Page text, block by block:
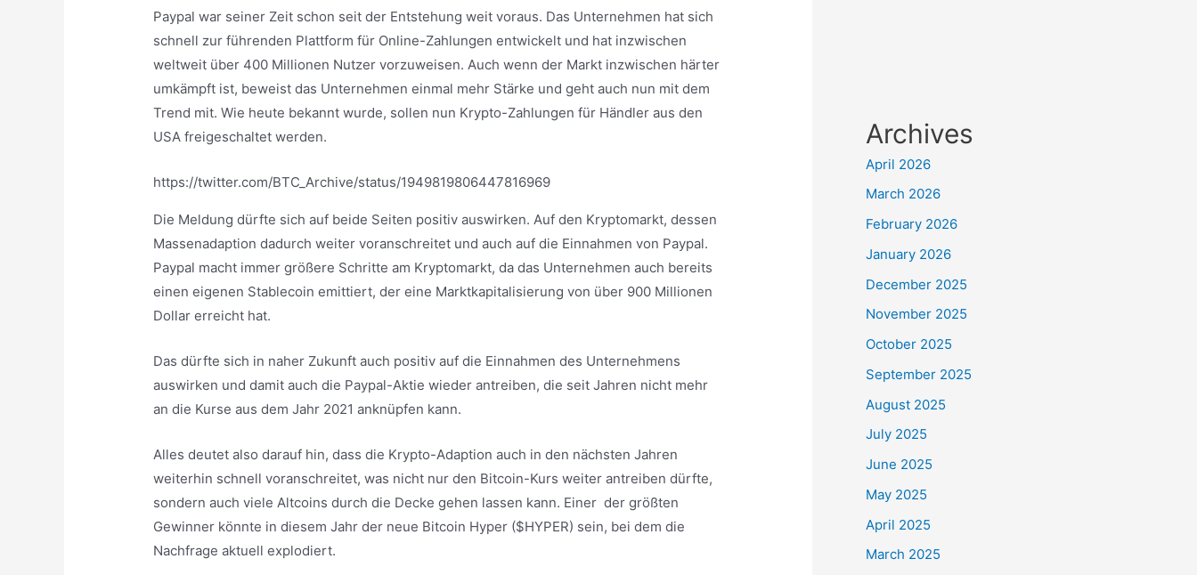
Paypal war seiner Zeit schon seit der Entstehung weit voraus. Das Unternehmen hat sich
schnell zur führenden Plattform für Online-Zahlungen entwickelt und hat inzwischen
weltweit über 400 Millionen Nutzer vorzuweisen. Auch wenn der Markt inzwischen härter
umkämpft ist, beweist das Unternehmen einmal mehr Stärke und geht auch nun mit dem
Trend mit. Wie heute bekannt wurde, sollen nun Krypto-Zahlungen für Händler aus den
USA freigeschaltet werden.
https://twitter.com/BTC_Archive/status/1949819806447816969
Die Meldung dürfte sich auf beide Seiten positiv auswirken. Auf den Kryptomarkt, dessen
Massenadaption dadurch weiter voranschreitet und auch auf die Einnahmen von Paypal.
Paypal macht immer größere Schritte am Kryptomarkt, da das Unternehmen auch bereits
einen eigenen Stablecoin emittiert, der eine Marktkapitalisierung von über 900 Millionen
Dollar erreicht hat.
Das dürfte sich in naher Zukunft auch positiv auf die Einnahmen des Unternehmens
auswirken und damit auch die Paypal-Aktie wieder antreiben, die seit Jahren nicht mehr
an die Kurse aus dem Jahr 2021 anknüpfen kann.
Alles deutet also darauf hin, dass die Krypto-Adaption auch in den nächsten Jahren
weiterhin schnell voranschreitet, was nicht nur den Bitcoin-Kurs weiter antreiben dürfte,
sondern auch viele Altcoins durch die Decke gehen lassen kann. Einer der größten
Gewinner könnte in diesem Jahr der neue Bitcoin Hyper ($HYPER) sein, bei dem die
Nachfrage aktuell explodiert.
Archives
April 2026
March 2026
February 2026
January 2026
December 2025
November 2025
October 2025
September 2025
August 2025
July 2025
June 2025
May 2025
April 2025
March 2025